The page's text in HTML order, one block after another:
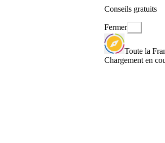
Conseils gratuits
Fermer
Toute la
Chargement en